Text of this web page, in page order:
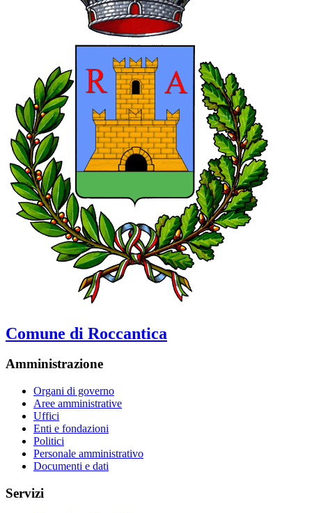
Comune di Roccantica
Amministrazione
Organi di governo
Aree amministrative
Uffici
Enti e fondazioni
Politici
Personale amministrativo
Documenti e dati
Servizi